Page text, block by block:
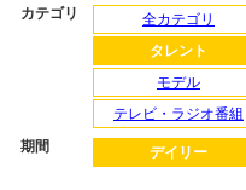
カテゴリ
全カテゴリ
タレント
モデル
テレビ・ラジオ番組
期間
デイリー